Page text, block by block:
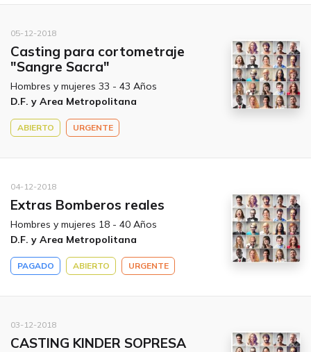
05-12-2018
Casting para cortometraje
"Sangre Sacra"
Hombres y mujeres 33 - 43 Años
D.F. y Area Metropolitana
ABIERTO URGENTE
04-12-2018
Extras Bomberos reales
Hombres y mujeres 18 - 40 Años
D.F. y Area Metropolitana
PAGADO ABIERTO URGENTE
03-12-2018
CASTING KINDER SOPRESA